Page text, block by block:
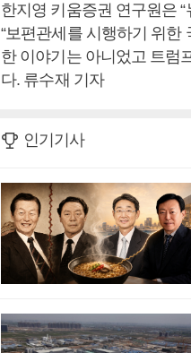
한지영 키움증권 연구원은
“보편관세를 시행하기 위한
한 이야기는 아니었고 트럼
다. 류수재 기자
인기기사